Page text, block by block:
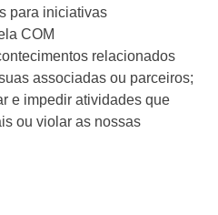
para iniciativas
COM
relacionados
associadas ou parceiros;
e impedir atividades que
ou violar as nossas